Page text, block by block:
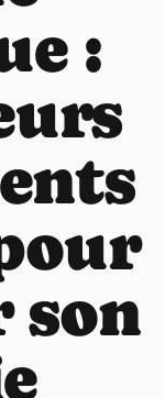
:
son